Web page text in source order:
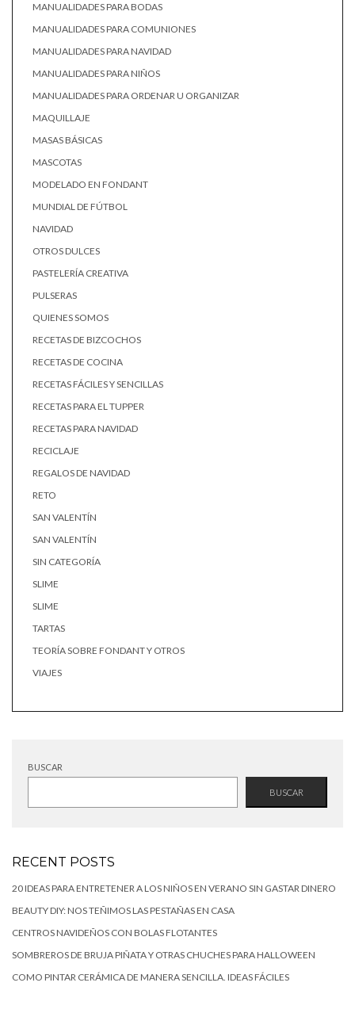
MANUALIDADES PARA BODAS
MANUALIDADES PARA COMUNIONES
MANUALIDADES PARA NAVIDAD
MANUALIDADES PARA NIÑOS
MANUALIDADES PARA ORDENAR U ORGANIZAR
MAQUILLAJE
MASAS BÁSICAS
MASCOTAS
MODELADO EN FONDANT
MUNDIAL DE FÚTBOL
NAVIDAD
OTROS DULCES
PASTELERÍA CREATIVA
PULSERAS
QUIENES SOMOS
RECETAS DE BIZCOCHOS
RECETAS DE COCINA
RECETAS FÁCILES Y SENCILLAS
RECETAS PARA EL TUPPER
RECETAS PARA NAVIDAD
RECICLAJE
REGALOS DE NAVIDAD
RETO
SAN VALENTÍN
SAN VALENTÍN
SIN CATEGORÍA
SLIME
SLIME
TARTAS
TEORÍA SOBRE FONDANT Y OTROS
VIAJES
BUSCAR
BUSCAR
RECENT POSTS
20 IDEAS PARA ENTRETENER A LOS NIÑOS EN VERANO SIN GASTAR DINERO
BEAUTY DIY: NOS TEÑIMOS LAS PESTAÑAS EN CASA
CENTROS NAVIDEÑOS CON BOLAS FLOTANTES
SOMBREROS DE BRUJA PIÑATA Y OTRAS CHUCHES PARA HALLOWEEN
COMO PINTAR CERÁMICA DE MANERA SENCILLA. IDEAS FÁCILES